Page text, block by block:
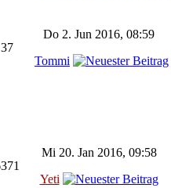
37
Do 2. Jun 2016, 08:59
Tommi
Mi 20. Jan 2016, 09:58
Yeti